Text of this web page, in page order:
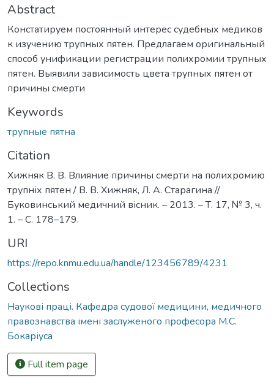
Abstract
Констатируем постоянный интерес судебных медиков
к изучению трупных пятен. Предлагаем оригинальный
способ унификации регистрации полихромии трупных
пятен. Выявили зависимость цвета трупных пятен от
причины смерти
Keywords
трупные пятна
Citation
Хижняк В. В. Влияние причины смерти на полихромию
трупніх пятен / В. В. Хижняк, Л. А. Старагина //
Буковинський медичний вісник. – 2013. – Т. 17, № 3, ч.
1. – С. 178–179.
URI
https://repo.knmu.edu.ua/handle/123456789/4231
Collections
Наукові праці. Кафедра судової медицини, медичного
правознавства імені заслуженого професора М.С.
Бокаріуса
Full item page